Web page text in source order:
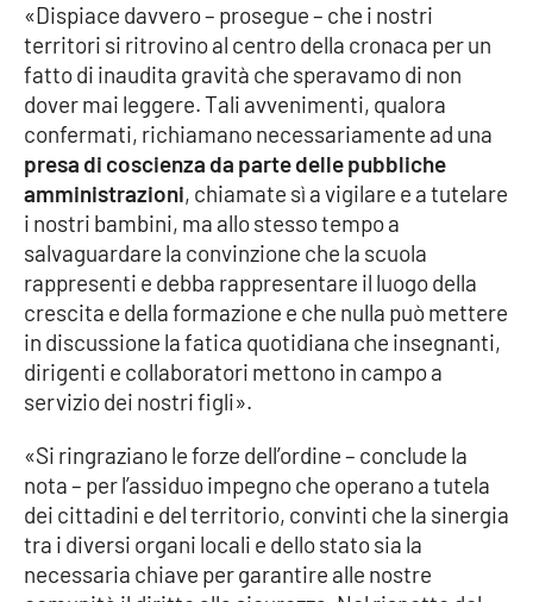
RUBRICHE
Good Morning Vietnam
Parchi Marini Calabria
Leggendo Alvaro insieme
Imprese Di Calabria
Le perfidie di Antonella Grippo
Venti di comunicazione
STREAMING
LaC TV
«Dispiace davvero – prosegue – che i nostri
territori si ritrovino al centro della cronaca per un
fatto di inaudita gravità che speravamo di non
dover mai leggere. Tali avvenimenti, qualora
confermati, richiamano necessariamente ad una
presa di coscienza da parte delle pubbliche
amministrazioni, chiamate sì a vigilare e a tutelare
i nostri bambini, ma allo stesso tempo a
salvaguardare la convinzione che la scuola
rappresenti e debba rappresentare il luogo della
crescita e della formazione e che nulla può mettere
in discussione la fatica quotidiana che insegnanti,
dirigenti e collaboratori mettono in campo a
servizio dei nostri figli».
«Si ringraziano le forze dell’ordine – conclude la
nota – per l’assiduo impegno che operano a tutela
dei cittadini e del territorio, convinti che la sinergia
tra i diversi organi locali e dello stato sia la
necessaria chiave per garantire alle nostre